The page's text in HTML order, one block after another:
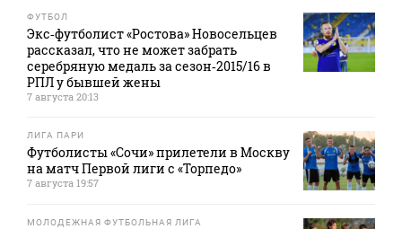
ФУТБОЛ
Экс‑футболист «Ростова» Новосельцев
рассказал, что не может забрать
серебряную медаль за сезон‑2015/16 в
РПЛ у бывшей жены
7 августа 20:13
ЛИГА ПАРИ
Футболисты «Сочи» прилетели в Москву
на матч Первой лиги с «Торпедо»
7 августа 19:57
МОЛОДЕЖНАЯ ФУТБОЛЬНАЯ ЛИГА